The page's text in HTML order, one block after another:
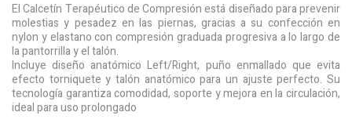
El Calcetín Terapéutico de Compresión está diseñado para prevenir
molestias y pesadez en las piernas, gracias a su confección en
nylon y elastano con compresión graduada progresiva a lo largo de
la pantorrilla y el talón.
Incluye diseño anatómico Left/Right, puño enmallado que evita
efecto torniquete y talón anatómico para un ajuste perfecto. Su
tecnología garantiza comodidad, soporte y mejora en la circulación,
ideal para uso prolongado